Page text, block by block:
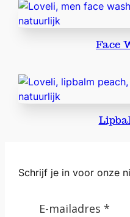
Face
Schrijf je in voor onze
E-mailadres *